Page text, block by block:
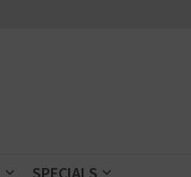
SPECIALS